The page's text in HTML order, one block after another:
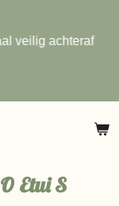
veilig achteraf
Etui S